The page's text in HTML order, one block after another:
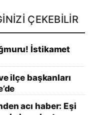
ÇEKEBILIR
İstikamet
ilçe başkanları
acı haber: Eşi